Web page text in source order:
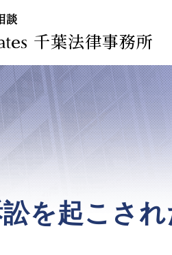
談
千葉法律事務所
を起こさ